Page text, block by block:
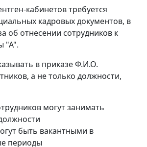
кабинетов требуется
кадровых документов, в
об отнесении сотрудников к
"А".
в приказе Ф.И.О.
а не только должности,
могут занимать
быть вакантными в
периоды